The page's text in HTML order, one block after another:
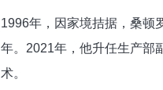
1996年，因家境拮据，桑顿
年。2021年，他升任生产部
术。